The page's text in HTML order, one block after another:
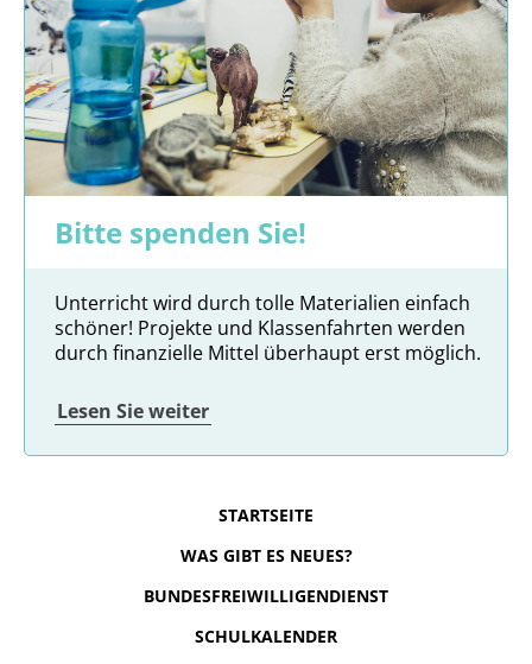
Bitte spenden Sie!
Unterricht wird durch tolle Materialien einfach
schöner! Projekte und Klassenfahrten werden
durch finanzielle Mittel überhaupt erst möglich.
Lesen Sie weiter
STARTSEITE
WAS GIBT ES NEUES?
BUNDESFREIWILLIGENDIENST
SCHULKALENDER